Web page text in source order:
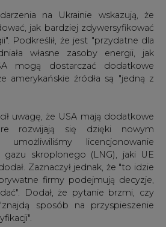
na Ukrainie wskazują, że
jak bardziej zdywersyfikować
Podkreślił, że jest "przydatne dla
własne zasoby energii, jak
mogą dostarczać dodatkowe
amerykańskie źródła są "jedną z
uwagę, że USA mają dodatkowe
rozwijają się dzięki nowym
licencjonowanie
skroplonego (LNG), jaki UE
Zaznaczył jednak, że "to idzie
firmy podejmują decyzje,
Dodał, że pytanie brzmi, czy
sposób na przyspieszenie